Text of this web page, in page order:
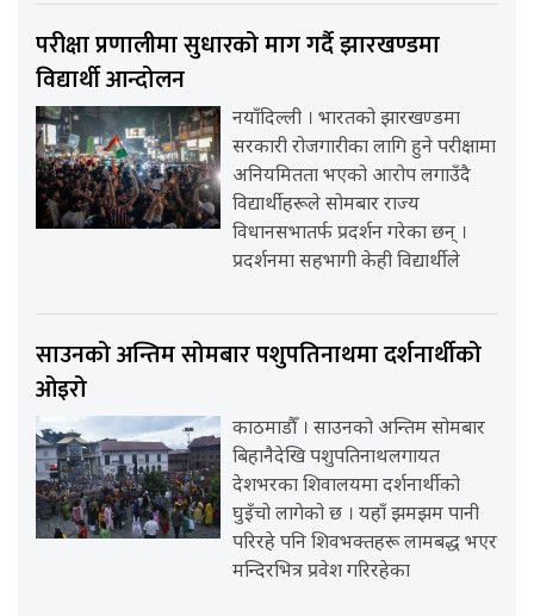
परीक्षा प्रणालीमा सुधारको माग गर्दै झारखण्डमा
विद्यार्थी आन्दोलन
नयाँदिल्ली । भारतको झारखण्डमा
सरकारी रोजगारीका लागि हुने परीक्षामा
अनियमितता भएको आरोप लगाउँदै
विद्यार्थीहरूले सोमबार राज्य
विधानसभातर्फ प्रदर्शन गरेका छन् ।
प्रदर्शनमा सहभागी केही विद्यार्थीले
साउनको अन्तिम सोमबार पशुपतिनाथमा दर्शनार्थीको
ओइरो
काठमाडौँ । साउनको अन्तिम सोमबार
बिहानैदेखि पशुपतिनाथलगायत
देशभरका शिवालयमा दर्शनार्थीको
घुइँचो लागेको छ । यहाँ झमझम पानी
परिरहे पनि शिवभक्तहरू लामबद्ध भएर
मन्दिरभित्र प्रवेश गरिरहेका